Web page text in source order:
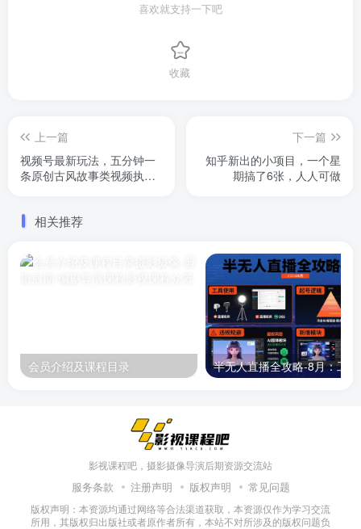
喜欢就支持一下吧
收藏
上一篇
视频号最新玩法，五分钟一
条原创古风故事类视频执行
下一篇
知乎新出的小项目，一个星
期搞了6张，人人可做
相关推荐
会员介绍及课程目录
影视课程吧，摄影摄像导演后期资源交流站
服务条款 注册声明 版权声明 常见问题
版权声明：本资源均通过网络等合法渠道获取，本资源仅作为学习交流
所用，其版权归出版社或者原作者所有，本站不对所涉及的版权问题负